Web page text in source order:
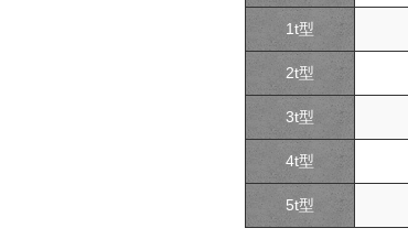
1t型
2t型
3t型
4t型
5t型